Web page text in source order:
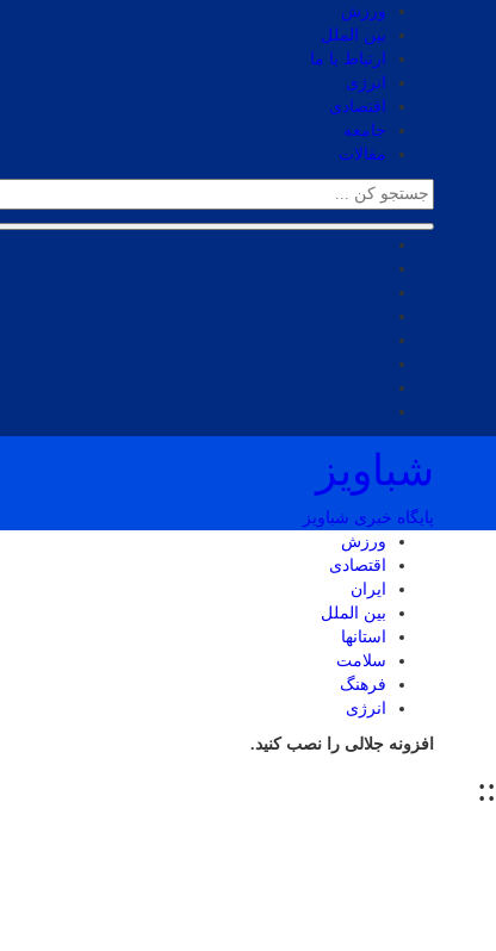
ورزش
بین الملل
ارتباط با ما
انرژی
اقتصادی
جامعه
مقالات
شباویز
پایگاه خبری شباویز
ورزش
اقتصادی
ایران
بین الملل
استانها
سلامت
فرهنگ
انرژی
افزونه جلالی را نصب کنید.
::